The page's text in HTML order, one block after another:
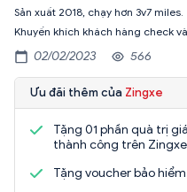
Sản xuất 2018, chạy hơn 3v7 miles.
Khuyến khích khách hàng check
02/02/2023 566
Ưu đãi thêm của Zingxe
Tặng 01 phần quà trị
thành công trên Zingxe
Tặng voucher bảo